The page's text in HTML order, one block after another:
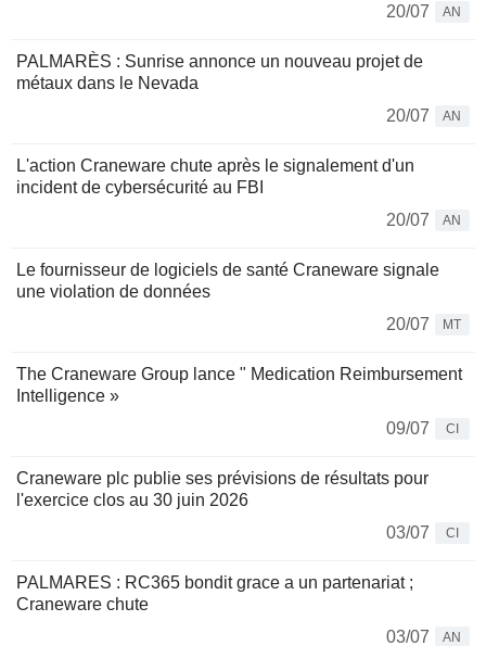
20/07
AN
PALMARÈS : Sunrise annonce un nouveau projet de
métaux dans le Nevada
20/07
AN
L'action Craneware chute après le signalement d'un
incident de cybersécurité au FBI
20/07
AN
Le fournisseur de logiciels de santé Craneware signale
une violation de données
20/07
MT
The Craneware Group lance " Medication Reimbursement
Intelligence »
09/07
CI
Craneware plc publie ses prévisions de résultats pour
l'exercice clos au 30 juin 2026
03/07
CI
PALMARES : RC365 bondit grace a un partenariat ;
Craneware chute
03/07
AN